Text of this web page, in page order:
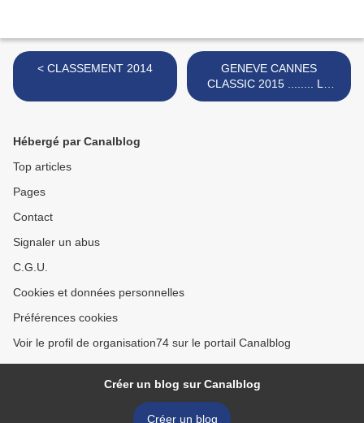
< CLASSEMENT 2014
GENEVE CANNES
CLASSIC 2015 ........ LE
GRAND >
Hébergé par Canalblog
Top articles
Pages
Contact
Signaler un abus
C.G.U.
Cookies et données personnelles
Préférences cookies
Voir le profil de organisation74 sur le portail Canalblog
Créer un blog sur Canalblog
Créer un blog